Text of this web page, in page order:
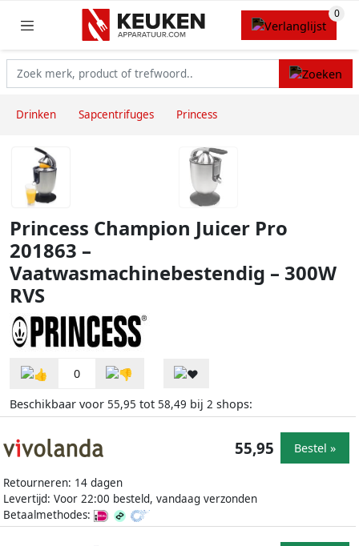
Drinken Sapcentrifuges Princess
Princess Champion Juicer Pro
201863 –
Vaatwasmachinebestendig – 300W
RVS
0
Beschikbaar voor 55,95 tot 58,49 bij 2 shops:
Retourneren: 14 dagen
Levertijd: Voor 22:00 besteld, vandaag verzonden
Betaalmethodes:
55,95 Bestel »